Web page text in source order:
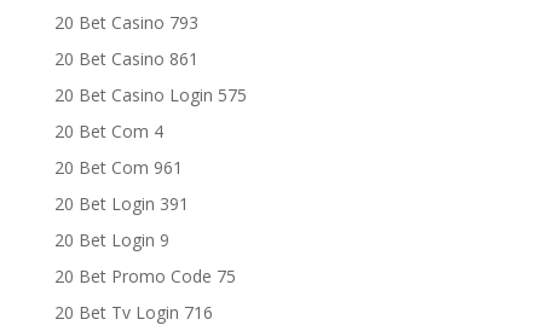
20 Bet Casino 793
20 Bet Casino 861
20 Bet Casino Login 575
20 Bet Com 4
20 Bet Com 961
20 Bet Login 391
20 Bet Login 9
20 Bet Promo Code 75
20 Bet Tv Login 716